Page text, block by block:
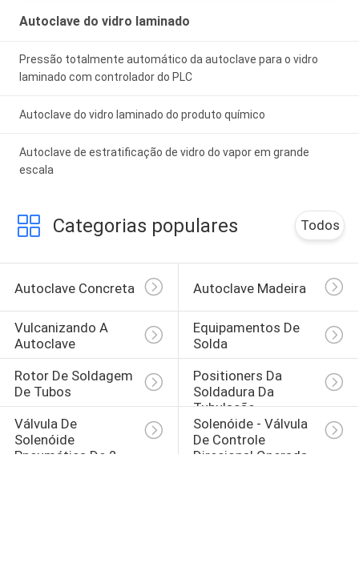
Autoclave do vidro laminado
Pressão totalmente automático da autoclave para o vidro
laminado com controlador do PLC
Autoclave do vidro laminado do produto químico
Autoclave de estratificação de vidro do vapor em grande
escala
Categorias populares Todos
Autoclave Concreta Autoclave Madeira
Vulcanizando A
Autoclave
Equipamentos De
Solda
Rotor De Soldagem
De Tubos
Positioners Da
Soldadura Da
Tubulação
Válvula De
Solenóide
Pneumática De 2
Solenóide - Válvula
De Controle
Direcional Operada